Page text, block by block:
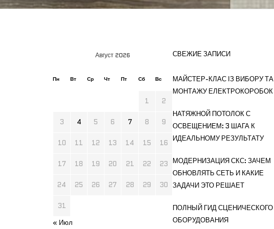
Август 2026
Пн Вт Ср Чт Пт Сб Вс
1 2
3 4 5 6 7 8 9
10 11 12 13 14 15 16
17 18 19 20 21 22 23
24 25 26 27 28 29 30
31
« Июл
СВЕЖИЕ ЗАПИСИ
МАЙСТЕР-КЛАС ІЗ ВИБОРУ ТА
МОНТАЖУ ЕЛЕКТРОКОРОБОК
НАТЯЖНОЙ ПОТОЛОК С
ОСВЕЩЕНИЕМ: 3 ШАГА К
ИДЕАЛЬНОМУ РЕЗУЛЬТАТУ
МОДЕРНИЗАЦИЯ СКС: ЗАЧЕМ
ОБНОВЛЯТЬ СЕТЬ И КАКИЕ
ЗАДАЧИ ЭТО РЕШАЕТ
ПОЛНЫЙ ГИД СЦЕНИЧЕСКОГО
ОБОРУДОВАНИЯ